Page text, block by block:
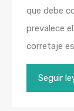
que debe
prevalece
corretaje
Seguir